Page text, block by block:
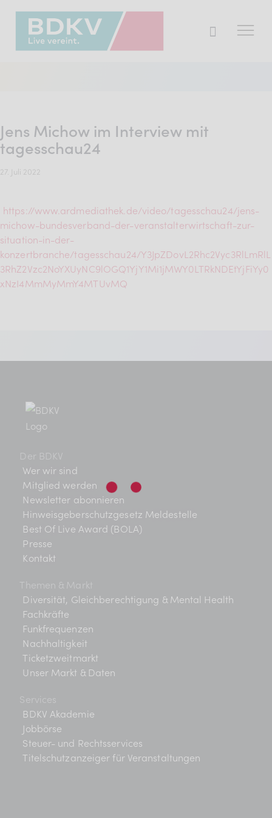
Jens Michow im Interview mit
tagesschau24
27. Juli 2022
https://www.ardmediathek.de/video/tagesschau24/jens-
michow-bundesverband-der-veranstalterwirtschaft-zur-
situation-in-der-
konzertbranche/tagesschau24/Y3JpZDovL2Rhc2Vyc3RlLmRlL
3RhZ2Vzc2NoYXUyNC9lOGQ1YjY1Mi1jMWY0LTRkNDEtYjFiYy0
xNzI4MmMyMmY4MTUvMQ
Der BDKV
Wer wir sind
Mitglied werden
Newsletter abonnieren
Hinweisgeberschutzgesetz Meldestelle
Best Of Live Award (BOLA)
Presse
Kontakt
Themen & Markt
Diversität, Gleichberechtigung & Mental Health
Fachkräfte
Funkfrequenzen
Nachhaltigkeit
Ticketzweitmarkt
Unser Markt & Daten
Services
BDKV Akademie
Jobbörse
Steuer- und Rechtsservices
Titelschutzanzeiger für Veranstaltungen
Presse
Mitgliederbereich
Verband
BDKV Academy